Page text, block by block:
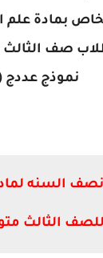
بمادة علم
صف
نموذج عددج
السنه